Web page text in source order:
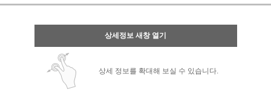
상세정보 새창 열기
상세 정보를 확대해 보실 수 있습니다.